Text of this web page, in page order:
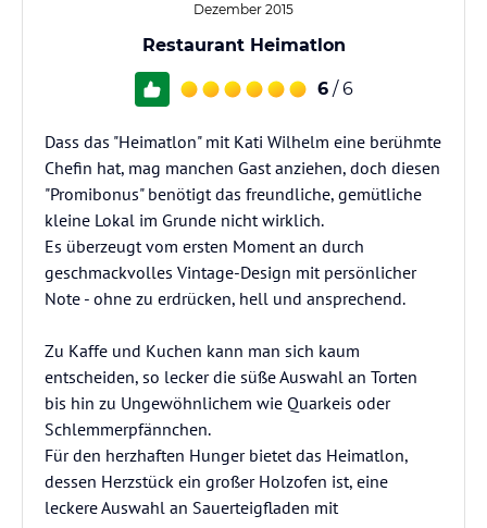
Dezember 2015
Restaurant Heimatlon
6 / 6
Dass das "Heimatlon" mit Kati Wilhelm eine berühmte
Chefin hat, mag manchen Gast anziehen, doch diesen
"Promibonus" benötigt das freundliche, gemütliche
kleine Lokal im Grunde nicht wirklich.
Es überzeugt vom ersten Moment an durch
geschmackvolles Vintage-Design mit persönlicher
Note - ohne zu erdrücken, hell und ansprechend.
Zu Kaffe und Kuchen kann man sich kaum
entscheiden, so lecker die süße Auswahl an Torten
bis hin zu Ungewöhnlichem wie Quarkeis oder
Schlemmerpfännchen.
Für den herzhaften Hunger bietet das Heimatlon,
dessen Herzstück ein großer Holzofen ist, eine
leckere Auswahl an Sauerteigfladen mit